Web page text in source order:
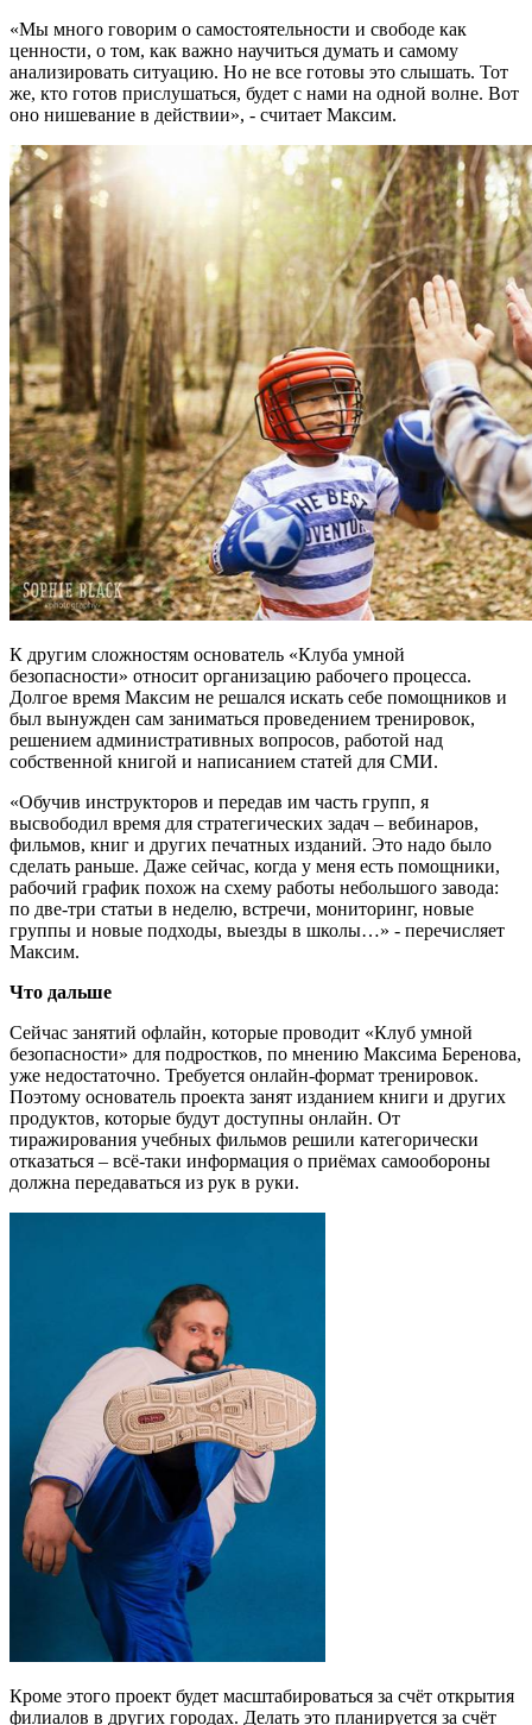
«Мы много говорим о самостоятельности и свободе как
ценности, о том, как важно научиться думать и самому
анализировать ситуацию. Но не все готовы это слышать. Тот
же, кто готов прислушаться, будет с нами на одной волне. Вот
оно нишевание в действии», - считает Максим.
К другим сложностям основатель «Клуба умной
безопасности» относит организацию рабочего процесса.
Долгое время Максим не решался искать себе помощников и
был вынужден сам заниматься проведением тренировок,
решением административных вопросов, работой над
собственной книгой и написанием статей для СМИ.
«Обучив инструкторов и передав им часть групп, я
высвободил время для стратегических задач – вебинаров,
фильмов, книг и других печатных изданий. Это надо было
сделать раньше. Даже сейчас, когда у меня есть помощники,
рабочий график похож на схему работы небольшого завода:
по две-три статьи в неделю, встречи, мониторинг, новые
группы и новые подходы, выезды в школы…» - перечисляет
Максим.
Что дальше
Сейчас занятий офлайн, которые проводит «Клуб умной
безопасности» для подростков, по мнению Максима Беренова,
уже недостаточно. Требуется онлайн-формат тренировок.
Поэтому основатель проекта занят изданием книги и других
продуктов, которые будут доступны онлайн. От
тиражирования учебных фильмов решили категорически
отказаться – всё-таки информация о приёмах самообороны
должна передаваться из рук в руки.
Кроме этого проект будет масштабироваться за счёт открытия
филиалов в других городах. Делать это планируется за счёт